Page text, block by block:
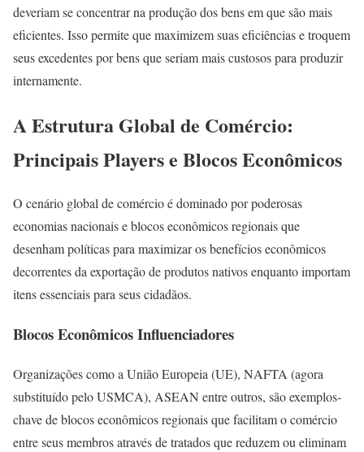
deveriam se concentrar na produção dos bens em que são mais
eficientes. Isso permite que maximizem suas eficiências e troquem
seus excedentes por bens que seriam mais custosos para produzir
internamente.
A Estrutura Global de Comércio:
Principais Players e Blocos Econômicos
O cenário global de comércio é dominado por poderosas
economias nacionais e blocos econômicos regionais que
desenham políticas para maximizar os benefícios econômicos
decorrentes da exportação de produtos nativos enquanto importam
itens essenciais para seus cidadãos.
Blocos Econômicos Influenciadores
Organizações como a União Europeia (UE), NAFTA (agora
substituído pelo USMCA), ASEAN entre outros, são exemplos-
chave de blocos econômicos regionais que facilitam o comércio
entre seus membros através de tratados que reduzem ou eliminam